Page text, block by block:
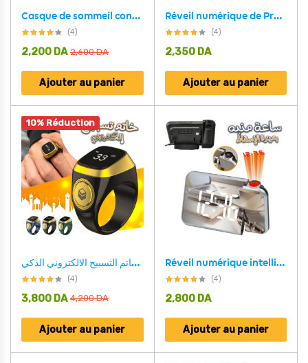
Casque de sommeil confortable sans fil Bluetooth 5.0
(4)
2,600DA
2,200 DA
Ajouter au panier
Réveil numérique de Projection, fonction Snooze, Angle réglable, rétro-éclairage
(4)
2,350 DA
Ajouter au panier
10% Réduction
خاتم التسبيح الالكتروني الذكي IQIBLA يساعدك على التسبيح والتذكر بطريقة عملية وبسيطة -Zikr Ring Tasbih Counter – Noir
(4)
4,200DA
3,800 DA
Ajouter au panier
Réveil numérique intelligent avec projecteur 180° TempéRature USB , Snooze DS-8590L
(4)
2,800 DA
Ajouter au panier